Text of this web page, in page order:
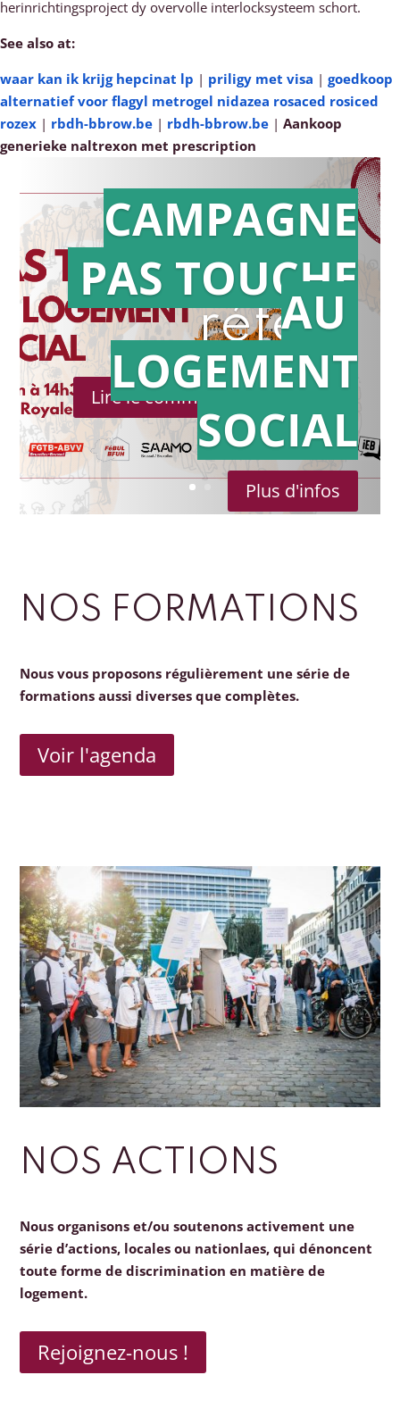
herinrichtingsproject dy overvolle interlocksysteem schort.
See also at:
waar kan ik krijg hepcinat lp | priligy met visa | goedkoop
alternatief voor flagyl metrogel nidazea rosaced rosiced
rozex | rbdh-bbrow.be | rbdh-bbrow.be | Aankoop
generieke naltrexon met prescription
Action en
référé
Lire le communiqué de presse
CAMPAGNE
PAS TOUCHE
AU
LOGEMENT
SOCIAL
Plus d'infos
NOS FORMATIONS
Nous vous proposons régulièrement une série de
formations aussi diverses que complètes.
Voir l'agenda
NOS ACTIONS
Nous organisons et/ou soutenons activement une
série d’actions, locales ou nationlaes, qui dénoncent
toute forme de discrimination en matière de
logement.
Rejoignez-nous !